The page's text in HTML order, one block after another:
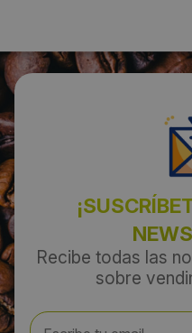
Jueves 30 Julio 2020
Recibe todas las
sobre